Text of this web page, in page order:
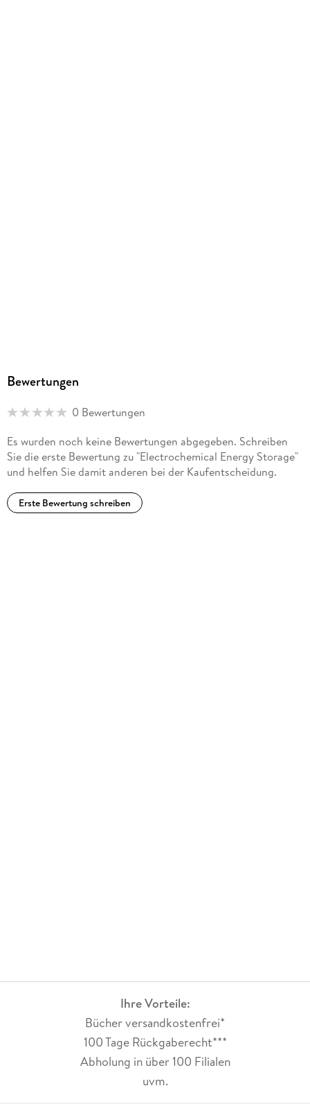
Bewertungen
0 Bewertungen
Es wurden noch keine Bewertungen abgegeben. Schreiben
Sie die erste Bewertung zu "Electrochemical Energy Storage"
und helfen Sie damit anderen bei der Kaufentscheidung.
Erste Bewertung schreiben
Ihre Vorteile:
Bücher versandkostenfrei*
100 Tage Rückgaberecht***
Abholung in über 100 Filialen
uvm.